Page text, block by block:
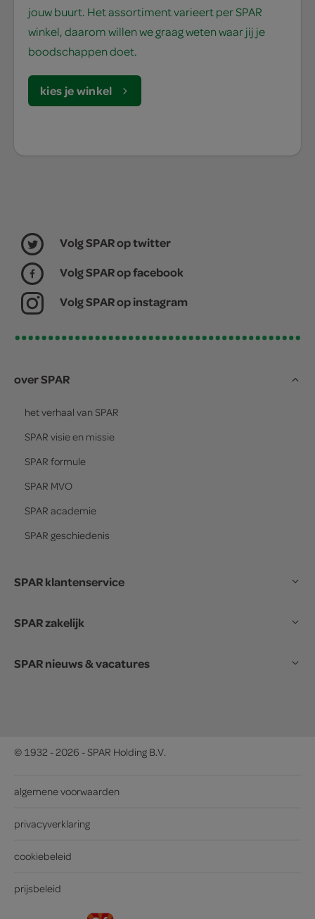
jouw buurt. Het assortiment varieert per SPAR
winkel, daarom willen we graag weten waar jij je
boodschappen doet.
kies je winkel
Volg SPAR op twitter
Volg SPAR op facebook
Volg SPAR op instagram
over SPAR
het verhaal van SPAR
SPAR visie en missie
SPAR formule
SPAR MVO
SPAR academie
SPAR geschiedenis
SPAR klantenservice
SPAR zakelijk
SPAR nieuws & vacatures
© 1932 - 2026 - SPAR Holding B.V.
algemene voorwaarden
privacyverklaring
cookiebeleid
prijsbeleid